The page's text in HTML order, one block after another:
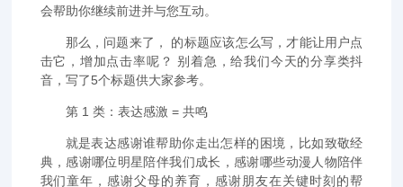
会帮助你继续前进并与您互动。
那么，问题来了， 的标题应该怎么写，才能让用户点
击它，增加点击率呢？ 别着急，给我们今天的分享类抖
音，写了5个标题供大家参考。
第 1 类：表达感激 = 共鸣
就是表达感谢谁帮助你走出怎样的困境，比如致敬经
典，感谢哪位明星陪伴我们成长，感谢哪些动漫人物陪伴
我们童年，感谢父母的养育，感谢朋友在关键时刻的帮